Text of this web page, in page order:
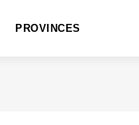
PROVINCES